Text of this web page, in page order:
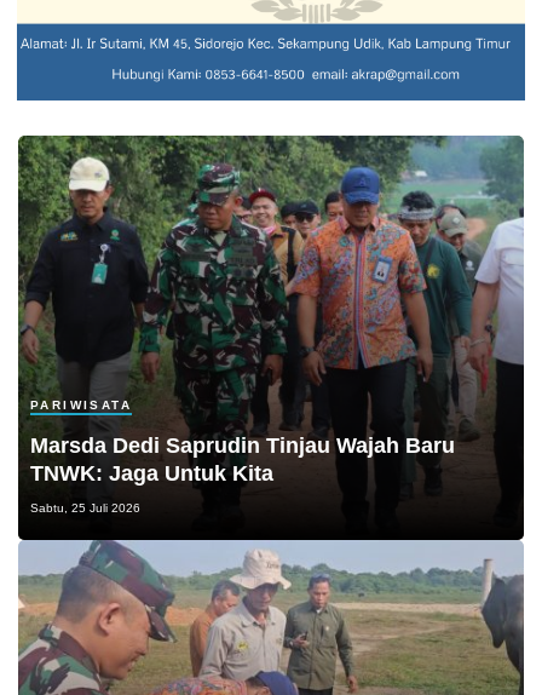
PARIWISATA
Marsda Dedi Saprudin Tinjau Wajah Baru
TNWK: Jaga Untuk Kita
Sabtu, 25 Juli 2026